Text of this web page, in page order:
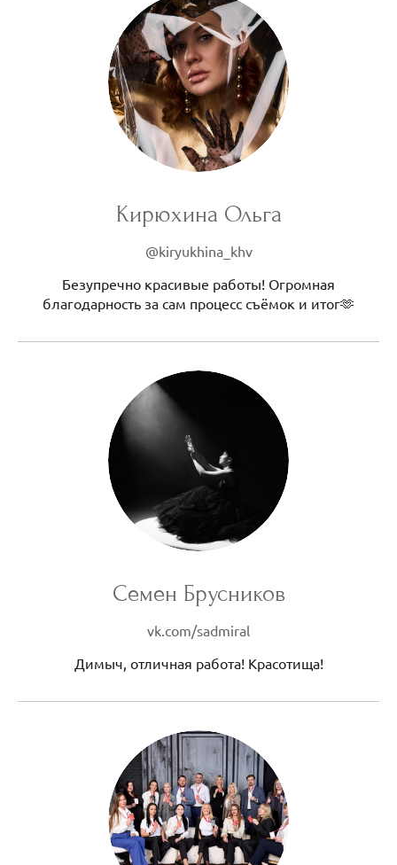
Кирюхина Ольга
@kiryukhina_khv
Безупречно красивые работы! Огромная
благодарность за сам процесс съёмок и итог🫶
Семен Брусников
vk.com/sadmiral
Димыч, отличная работа! Красотища!